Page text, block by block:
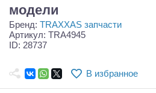
Конструкторы
Аккумуляторы и батарейки
модели
Бренд: TRAXXAS запчасти
Артикул: TRA4945
ID: 28737
В избранное